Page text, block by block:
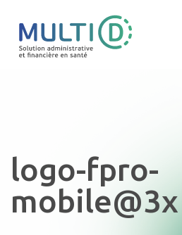
logo-fpro-
mobile@3x